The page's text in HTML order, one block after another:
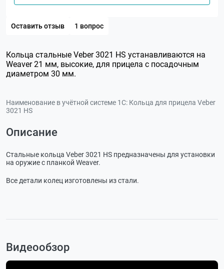
Оставить отзыв 1 вопрос
Кольца стальные Veber 3021 HS устанавливаются на
Weaver 21 мм, высокие, для прицела с посадочным
диаметром 30 мм.
Наименование в учётной системе 1С: Кольца для прицела Veber
3021 HS
Описание
Стальные кольца Veber 3021 HS предназначены для установки
на оружие с планкой Weaver.
Все детали колец изготовлены из стали.
Видеообзор